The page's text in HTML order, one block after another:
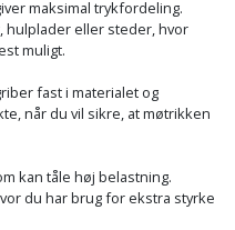
maksimal trykfordeling.
hulplader eller steder, hvor
muligt.
fast i materialet og
når du vil sikre, at møtrikken
kan tåle høj belastning.
du har brug for ekstra styrke